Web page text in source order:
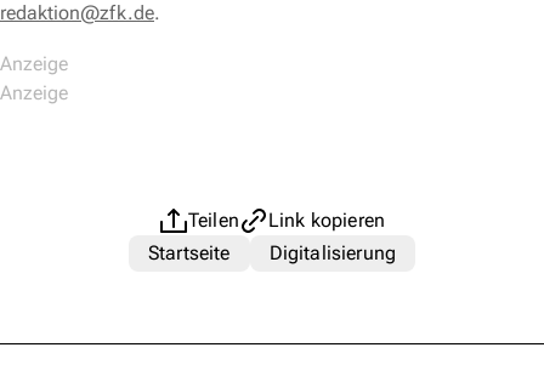
redaktion@zfk.de.
Teilen
Link kopieren
Startseite
Digitalisierung